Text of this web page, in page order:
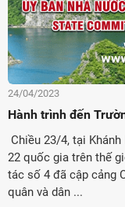
24/04/2023
Hành trình đến
Chiều 23/4, tại
22 quốc gia trên thế
tác số 4 đã cập cảng
quân và dân ...